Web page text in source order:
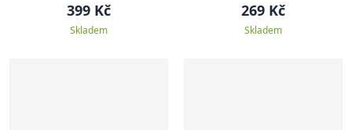
399 Kč
Skladem
269 Kč
Skladem